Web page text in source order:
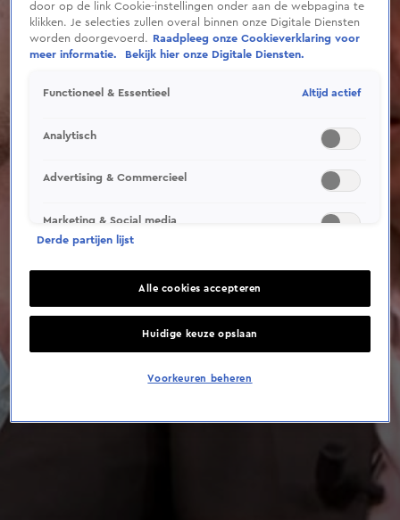
door op de link Cookie-instellingen onder aan de webpagina te
klikken. Je selecties zullen overal binnen onze Digitale Diensten
worden doorgevoerd.
Raadpleeg onze Cookieverklaring voor
meer informatie.
Bekijk hier onze Digitale Diensten.
Functioneel & Essentieel Altijd actief
Analytisch
Advertising & Commercieel
Marketing & Social media
Derde partijen lijst
Alle cookies accepteren
Huidige keuze opslaan
Voorkeuren beheren